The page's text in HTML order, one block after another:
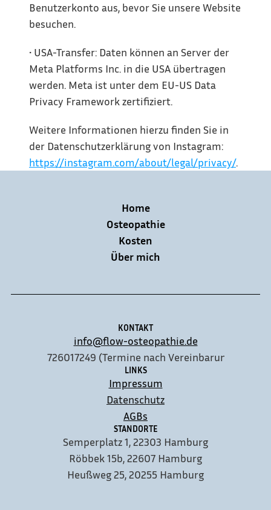
Benutzerkonto aus, bevor Sie unsere Website
besuchen.
• USA-Transfer: Daten können an Server der
Meta Platforms Inc. in die USA übertragen
werden. Meta ist unter dem EU-US Data
Privacy Framework zertifiziert.
Weitere Informationen hierzu finden Sie in
https://instagram.com/about/legal/privacy/.
Home
Osteopathie
Kosten
Über mich
KONTAKT
info@flow-osteopathie.de
01726017249 (Termine nach Vereinbarung)
LINKS
Impressum
Datenschutz
AGBs
STANDORTE
Semperplatz 1, 22303 Hamburg
Röbbek 15b, 22607 Hamburg
Heußweg 25, 20255 Hamburg